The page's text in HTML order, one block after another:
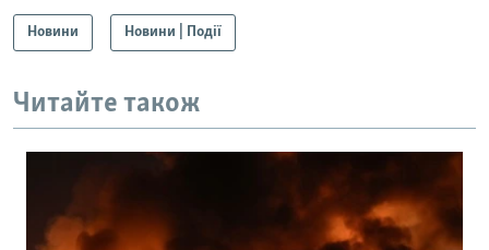
Новини Новини | Події
Читайте також